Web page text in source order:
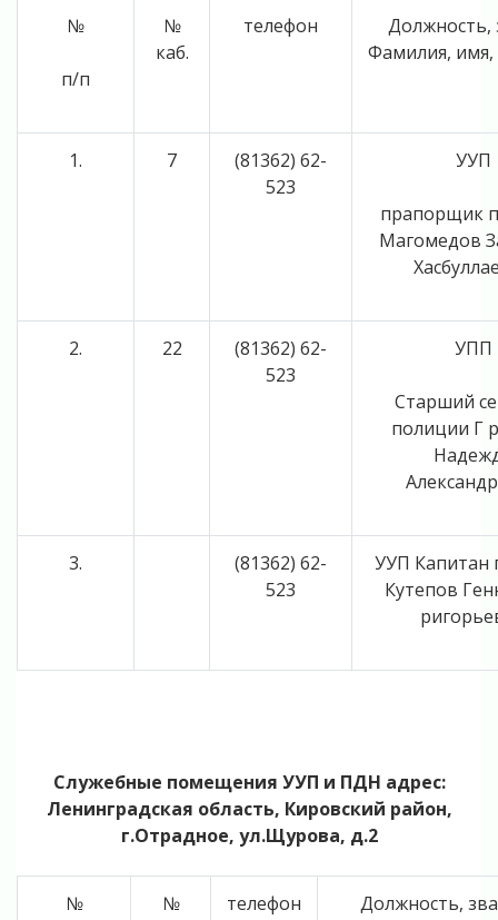
№
п/п
№
каб.
телефон
Должность,
Фамилия, имя,
1. 7
(81362) 62-
523
УУП
прапорщик
Магомедов
2. 22
(81362) 62-
523
УПП
Старший
полиции Г
3.
(81362) 62-
523
УУП Капитан
Кутепов
Служебные помещения УУП и ПДН адрес:
Ленинградская область, Кировский район,
г.Отрадное, ул.Щурова, д.2
№
№
телефон
Должность,